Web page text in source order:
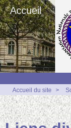
Accueil
Accueil du site
>